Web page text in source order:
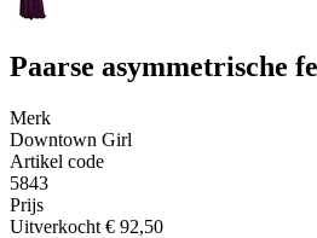
Paarse asymmetrische
Merk
Downtown Girl
Artikel code
5843
Prijs
Uitverkocht € 92,50